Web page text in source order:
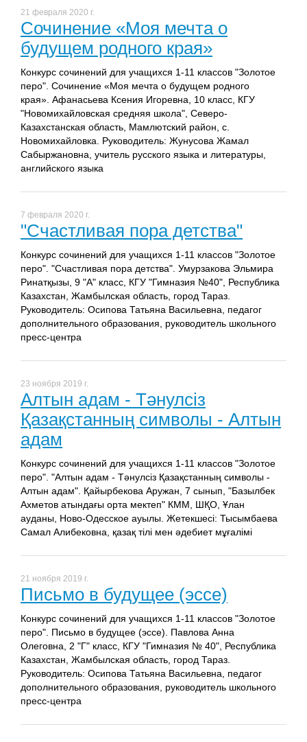
21 февраля 2020 г.
Сочинение «Моя мечта о
будущем родного края»
Конкурс сочинений для учащихся 1-11 классов "Золотое
перо". Сочинение «Моя мечта о будущем родного
края». Афанасьева Ксения Игоревна, 10 класс, КГУ
"Новомихайловская средняя школа", Северо-
Казахстанская область, Мамлютский район, с.
Новомихайловка. Руководитель: Жунусова Жамал
Сабыржановна, учитель русского языка и литературы,
английского языка
7 февраля 2020 г.
"Счастливая пора детства"
Конкурс сочинений для учащихся 1-11 классов "Золотое
перо". "Счастливая пора детства". Умурзакова Эльмира
Ринатқызы, 9 "А" класс, КГУ "Гимназия №40", Республика
Казахстан, Жамбылская область, город Тараз.
Руководитель: Осипова Татьяна Васильевна, педагог
дополнительного образования, руководитель школьного
пресс-центра
23 ноября 2019 г.
Алтын адам - Тәнулсіз
Қазақстанның символы - Алтын
адам
Конкурс сочинений для учащихся 1-11 классов "Золотое
перо". "Алтын адам - Тәнулсіз Қазақстанның символы -
Алтын адам". Қайырбекова Аружан, 7 сынып, "Базылбек
Ахметов атындағы орта мектеп" КММ, ШҚО, Ұлан
ауданы, Ново-Одесское ауылы. Жетекшесі: Тысымбаева
Самал Алибековна, қазақ тілі мен әдебиет мұғалімі
21 ноября 2019 г.
Письмо в будущее (эссе)
Конкурс сочинений для учащихся 1-11 классов "Золотое
перо". Письмо в будущее (эссе). Павлова Анна
Олеговна, 2 "Г" класс, КГУ "Гимназия № 40", Республика
Казахстан, Жамбылская область, город Тараз.
Руководитель: Осипова Татьяна Васильевна, педагог
дополнительного образования, руководитель школьного
пресс-центра